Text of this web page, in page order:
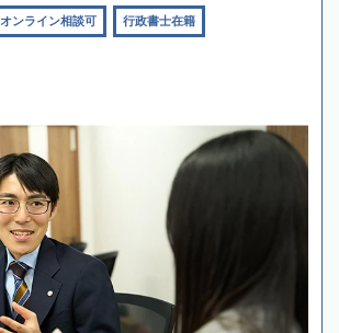
オンライン相談可 行政書士在籍